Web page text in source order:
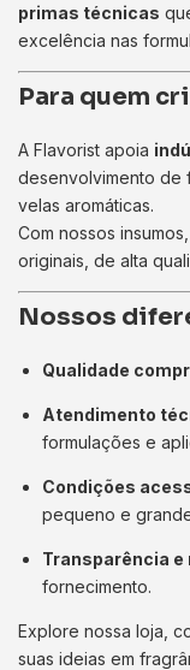
primas técnicas
excelência nas
Para quem
A Flavorist apoia
desenvolvimento de
velas aromáticas.
Com nossos
originais, de alta
Nossos
Qualidade
Atendimento
formulações e
Condições
pequeno e
Transparência
fornecimento.
Explore nossa loja,
suas ideias em